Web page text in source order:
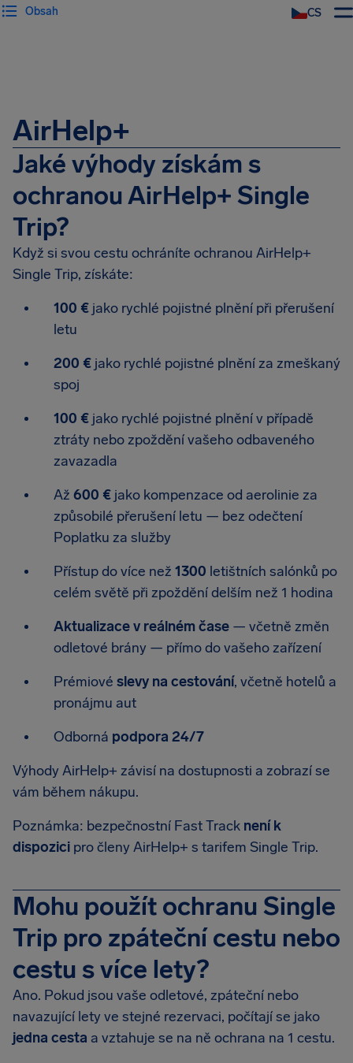
CS
Obsah
AirHelp+
Jaké výhody získám s
ochranou AirHelp+ Single
Trip?
Když si svou cestu ochráníte ochranou AirHelp+
Single Trip, získáte:
100 € jako rychlé pojistné plnění při přerušení
letu
200 € jako rychlé pojistné plnění za zmeškaný
spoj
100 € jako rychlé pojistné plnění v případě
ztráty nebo zpoždění vašeho odbaveného
zavazadla
Až 600 € jako kompenzace od aerolinie za
způsobilé přerušení letu — bez odečtení
Poplatku za služby
Přístup do více než 1300 letištních salónků po
celém světě při zpoždění delším než 1 hodina
Aktualizace v reálném čase — včetně změn
odletové brány — přímo do vašeho zařízení
Prémiové slevy na cestování, včetně hotelů a
pronájmu aut
Odborná podpora 24/7
Výhody AirHelp+ závisí na dostupnosti a zobrazí se
vám během nákupu.
Poznámka: bezpečnostní Fast Track není k
dispozici pro členy AirHelp+ s tarifem Single Trip.
Mohu použít ochranu Single
Trip pro zpáteční cestu nebo
cestu s více lety?
Ano. Pokud jsou vaše odletové, zpáteční nebo
navazující lety ve stejné rezervaci, počítají se jako
jedna cesta a vztahuje se na ně ochrana na 1 cestu.